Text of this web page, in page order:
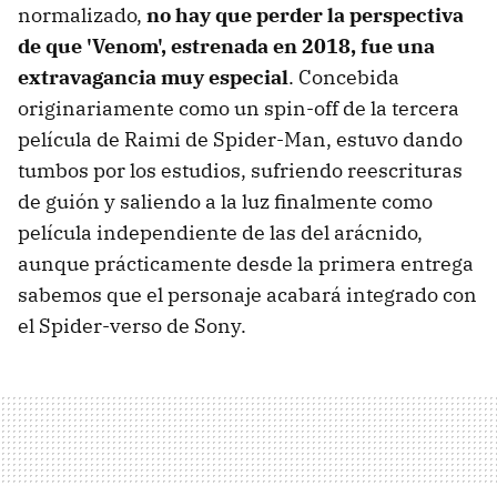
normalizado, no hay que perder la perspectiva
de que 'Venom', estrenada en 2018, fue una
extravagancia muy especial. Concebida
originariamente como un spin-off de la tercera
película de Raimi de Spider-Man, estuvo dando
tumbos por los estudios, sufriendo reescrituras
de guión y saliendo a la luz finalmente como
película independiente de las del arácnido,
aunque prácticamente desde la primera entrega
sabemos que el personaje acabará integrado con
el Spider-verso de Sony.